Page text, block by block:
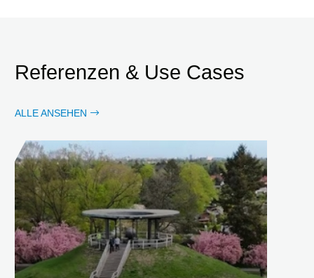
Referenzen & Use Cases
ALLE ANSEHEN